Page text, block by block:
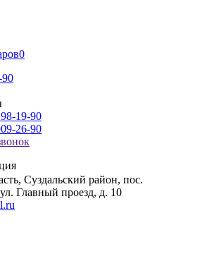
0
90
19-90
26-90
Суздальский район, пос.
Главный проезд, д. 10